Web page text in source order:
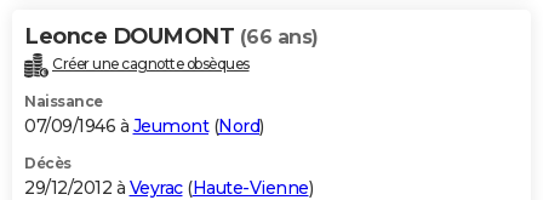
Leonce DOUMONT (66 ans)
Créer une cagnotte obsèques
Naissance
07/09/1946 à Jeumont(Nord)
Décès
29/12/2012 à Veyrac(Haute-Vienne)